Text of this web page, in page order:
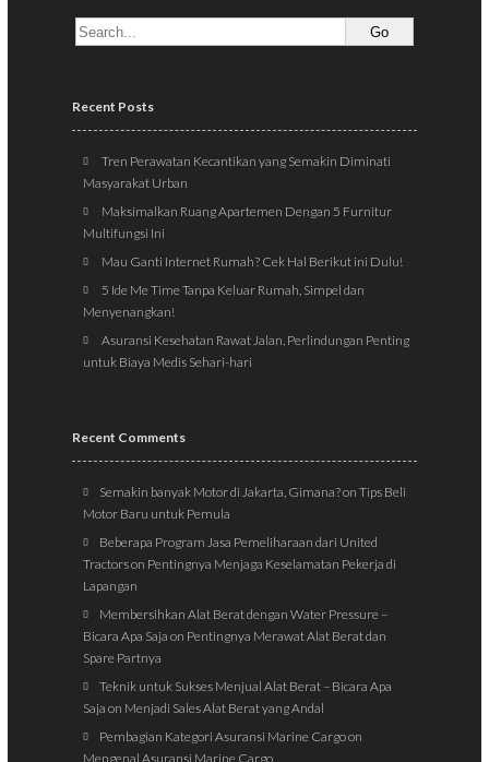
Recent Posts
Tren Perawatan Kecantikan yang Semakin Diminati
Masyarakat Urban
Maksimalkan Ruang Apartemen Dengan 5 Furnitur
Multifungsi Ini
Mau Ganti Internet Rumah? Cek Hal Berikut ini Dulu!
5 Ide Me Time Tanpa Keluar Rumah, Simpel dan
Menyenangkan!
Asuransi Kesehatan Rawat Jalan, Perlindungan Penting
untuk Biaya Medis Sehari-hari
Recent Comments
Semakin banyak Motor di Jakarta, Gimana?onTips Beli
Motor Baru untuk Pemula
Beberapa Program Jasa Pemeliharaan dari United
Tractorson Pentingnya Menjaga Keselamatan Pekerja di
Lapangan
Membersihkan Alat Berat dengan Water Pressure –
Bicara Apa Saja on Pentingnya Merawat Alat Berat dan
Spare Partnya
Teknik untuk Sukses Menjual Alat Berat – Bicara Apa
Saja on Menjadi Sales Alat Berat yang Andal
Pembagian Kategori Asuransi Marine Cargoon
Mengenal Asuransi Marine Cargo